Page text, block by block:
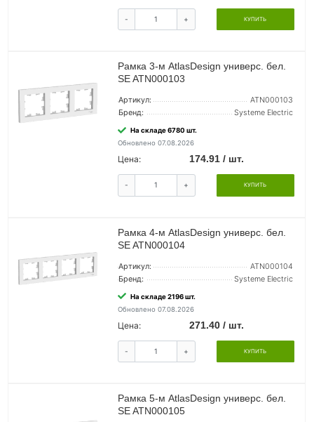
- + КУПИТЬ
Рамка 3-м AtlasDesign универс. бел.
SE ATN000103
Артикул:
ATN000103
Бренд:
Systeme Electric
На складе 6780 шт.
Обновлено 07.08.2026
Цена: 174.91 / шт.
- + КУПИТЬ
Рамка 4-м AtlasDesign универс. бел.
SE ATN000104
Артикул:
ATN000104
Бренд:
Systeme Electric
На складе 2196 шт.
Обновлено 07.08.2026
Цена: 271.40 / шт.
- + КУПИТЬ
Рамка 5-м AtlasDesign универс. бел.
SE ATN000105